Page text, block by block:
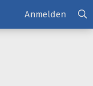
Anmelden